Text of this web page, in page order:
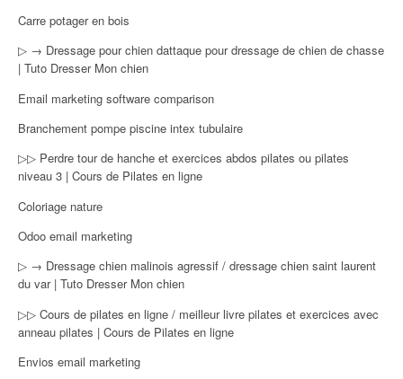
Carre potager en bois
▷ → Dressage pour chien dattaque pour dressage de chien de chasse
| Tuto Dresser Mon chien
Email marketing software comparison
Branchement pompe piscine intex tubulaire
▷▷ Perdre tour de hanche et exercices abdos pilates ou pilates
niveau 3 | Cours de Pilates en ligne
Coloriage nature
Odoo email marketing
▷ → Dressage chien malinois agressif / dressage chien saint laurent
du var | Tuto Dresser Mon chien
▷▷ Cours de pilates en ligne / meilleur livre pilates et exercices avec
anneau pilates | Cours de Pilates en ligne
Envios email marketing